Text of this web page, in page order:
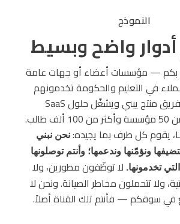
النموذج
واضح وبسيط
بكم — مؤسسات أعضاء أو جهات عامة
في التعليم والحكومة تخدمونهم
أصلاً. ولدينا فريق منتج يبني ويشغّل حلول SaaS
تستخدمها أكثر من 50 مؤسسة وأكثر من 100 ألف طالب.
نحن نبني
ونؤمّنها وندعمها؛ وأنتم توصلونها
تخدمونها. لا توظّفون مطورين، ولا
ولا تتحملون مخاطر الصيانة. ونحن لا
في سوقكم — فأنتم تلك القناة أصلاً.